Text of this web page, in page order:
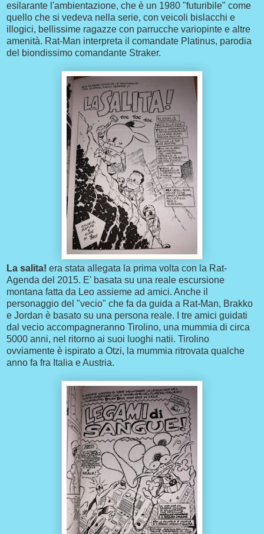
esilarante l'ambientazione, che è un 1980 "futuribile" come
quello che si vedeva nella serie, con veicoli bislacchi e
illogici, bellissime ragazze con parrucche variopinte e altre
amenità. Rat-Man interpreta il comandate Platinus, parodia
del biondissimo comandante Straker.
La salita! era stata allegata la prima volta con la Rat-
Agenda del 2015. E' basata su una reale escursione
montana fatta da Leo assieme ad amici. Anche il
personaggio del "vecio" che fa da guida a Rat-Man, Brakko
e Jordan è basato su una persona reale. I tre amici guidati
dal vecio accompagneranno Tirolino, una mummia di circa
5000 anni, nel ritorno ai suoi luoghi natii. Tirolino
ovviamente è ispirato a Otzi, la mummia ritrovata qualche
anno fa fra Italia e Austria.